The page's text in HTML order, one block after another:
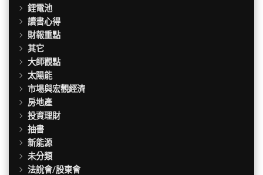
鋰電池
讀書心得
財報重點
其它
大師觀點
太陽能
市場與宏觀經濟
房地產
投資理財
抽書
新能源
未分類
法說會/股東會